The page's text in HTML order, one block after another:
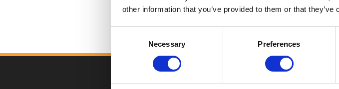
other information that you’ve provided to them or that
Necessary Preferences